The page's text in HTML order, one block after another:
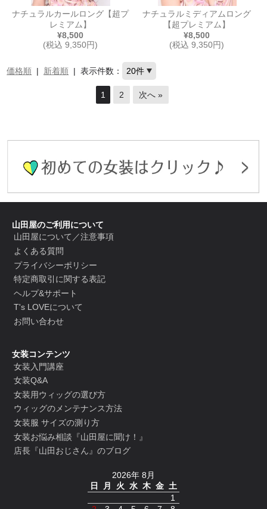
ナチュラルカールロング【超プ
レミアム】
¥8,500
(税込 9,350円)
ナチュラルミディアムロング
【超プレミアム】
¥8,500
(税込 9,350円)
価格順 | 新着順 |表示件数：
1 2 次へ »
山田屋のご利用について
山田屋について／注意事項
よくある質問
プライバシーポリシー
特定商取引に関する表記
ヘルプ&サポート
T's LOVEについて
お問い合わせ
女装コンテンツ
女装入門講座
女装Q&A
女装用ウィッグの選び方
ウィッグのメンテナンス方法
女装服 サイズの測り方
女装お悩み相談『山田屋に聞け！』
店長『山田おじさん』のブログ
2026年 8月
日
月 火 水 木 金 土
1